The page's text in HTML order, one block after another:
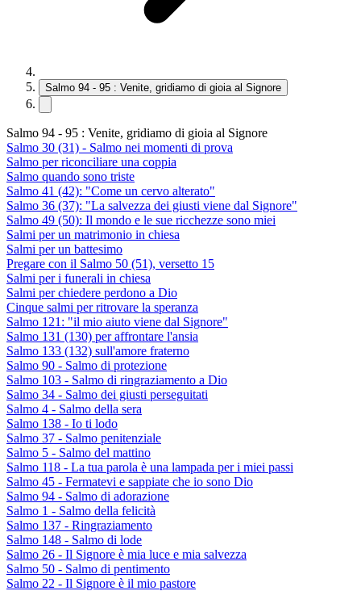
Salmo 94 - 95 : Venite, gridiamo di gioia al Signore
Salmo 94 - 95 : Venite, gridiamo di gioia al Signore
Salmo 30 (31) - Salmo nei momenti di prova
Salmo per riconciliare una coppia
Salmo quando sono triste
Salmo 41 (42): "Come un cervo alterato"
Salmo 36 (37): "La salvezza dei giusti viene dal Signore"
Salmo 49 (50): Il mondo e le sue ricchezze sono miei
Salmi per un matrimonio in chiesa
Salmi per un battesimo
Pregare con il Salmo 50 (51), versetto 15
Salmi per i funerali in chiesa
Salmi per chiedere perdono a Dio
Cinque salmi per ritrovare la speranza
Salmo 121: "il mio aiuto viene dal Signore"
Salmo 131 (130) per affrontare l'ansia
Salmo 133 (132) sull'amore fraterno
Salmo 90 - Salmo di protezione
Salmo 103 - Salmo di ringraziamento a Dio
Salmo 34 - Salmo dei giusti perseguitati
Salmo 4 - Salmo della sera
Salmo 138 - Io ti lodo
Salmo 37 - Salmo penitenziale
Salmo 5 - Salmo del mattino
Salmo 118 - La tua parola è una lampada per i miei passi
Salmo 45 - Fermatevi e sappiate che io sono Dio
Salmo 94 - Salmo di adorazione
Salmo 1 - Salmo della felicità
Salmo 137 - Ringraziamento
Salmo 148 - Salmo di lode
Salmo 26 - Il Signore è mia luce e mia salvezza
Salmo 50 - Salmo di pentimento
Salmo 22 - Il Signore è il mio pastore